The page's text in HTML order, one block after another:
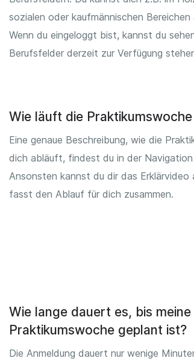
sozialen oder kaufmännischen Bereichen
Wenn du eingeloggt bist, kannst du
Berufsfelder derzeit zur Verfügung
Wie läuft die
Eine genaue Beschreibung, wie die
dich abläuft, findest du in der Navigation
Ansonsten kannst du dir das Erklärvideo
fasst den Ablauf für dich zusammen.
Wie lange dauert es, bis meine
Praktikumswoche geplant ist?
Die Anmeldung dauert nur wenige